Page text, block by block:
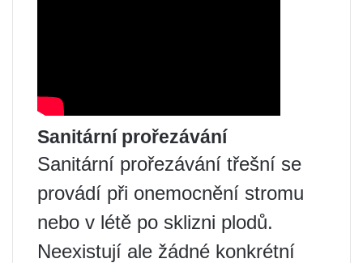
Sanitární prořezávání
Sanitární prořezávání třešní se
provádí při onemocnění stromu
nebo v létě po sklizni plodů.
Neexistují ale žádné konkrétní